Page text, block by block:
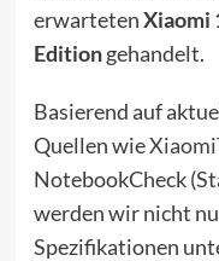
erwartetenXiaomi
Editiongehandelt.
Basierend auf
Quellen wie
NotebookCheck
werden wir nicht
Spezifikationen